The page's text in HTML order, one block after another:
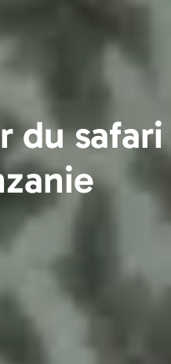
du safari